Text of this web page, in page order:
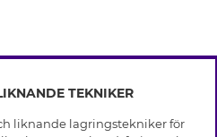
INFO TEKNIKER
liknande lagringstekniker för